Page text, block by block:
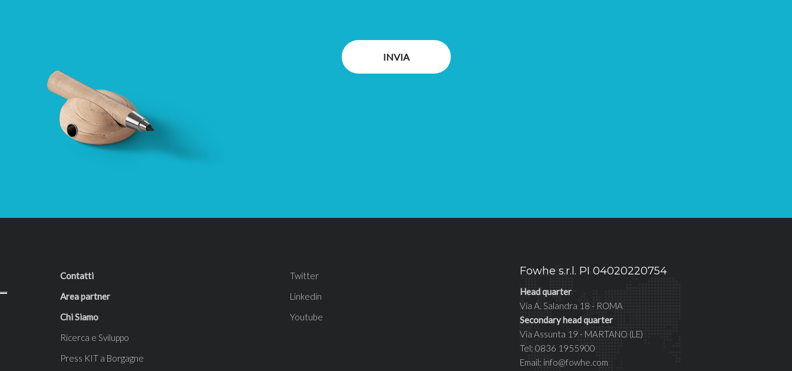
INVIA
Contatti
Area partner
Chi Siamo
Ricerca e Sviluppo
Press KIT a Borgagne
Twitter
Linkedin
Youtube
Fowhe s.r.l. PI 04020220754
Head quarter
Via A. Salandra 18 - ROMA
Secondary head quarter
Via Assunta 19 - MARTANO (LE)
Tel: 0836 1955900
Email: info@fowhe.com